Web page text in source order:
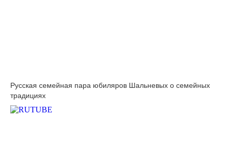
Русская семейная пара юбиляров Шальневых о семейных
традициях